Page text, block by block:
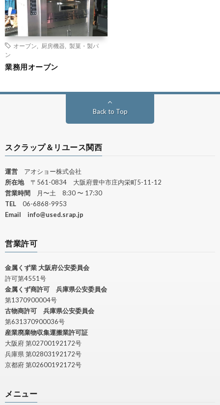
オーブン 厨房機器
製菓・製パ
ン
業務用オーブン
Back to Top
スクラップ＆リユース関西
運営 アオショー株式会社
所在地 〒561-0834 大阪府豊中市庄内栄町5-11-12
営業時間
月〜土 8:30 〜 17:30
TEL 06-6868-9953
Email
info@used.srap.jp
営業許可
金属くず業 大阪府公安委員会
許可第4551号
金属くず商許可 兵庫県公安委員会
第1370900004号
古物商許可 兵庫県公安委員会
第631370900036号
産業廃棄物収集運搬業許可証
大阪府 第02700192172号
兵庫県 第02803192172号
京都府 第02600192172号
メニュー